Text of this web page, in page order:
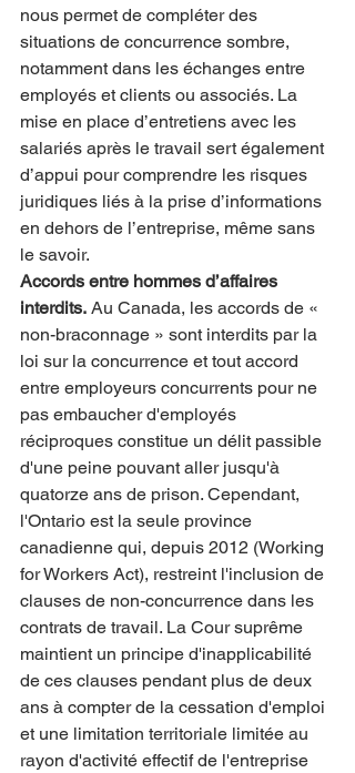
nous permet de compléter des
situations de concurrence sombre,
notamment dans les échanges entre
employés et clients ou associés. La
mise en place d’entretiens avec les
salariés après le travail sert également
d’appui pour comprendre les risques
juridiques liés à la prise d’informations
en dehors de l’entreprise, même sans
le savoir.
Accords entre hommes d’affaires
interdits. Au Canada, les accords de «
non-braconnage » sont interdits par la
loi sur la concurrence et tout accord
entre employeurs concurrents pour ne
pas embaucher d'employés
réciproques constitue un délit passible
d'une peine pouvant aller jusqu'à
quatorze ans de prison. Cependant,
l'Ontario est la seule province
canadienne qui, depuis 2012 (Working
for Workers Act), restreint l'inclusion de
clauses de non-concurrence dans les
contrats de travail. La Cour suprême
maintient un principe d'inapplicabilité
de ces clauses pendant plus de deux
ans à compter de la cessation d'emploi
et une limitation territoriale limitée au
rayon d'activité effectif de l'entreprise